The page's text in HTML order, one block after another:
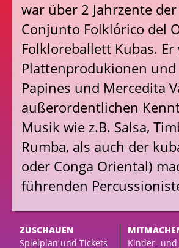
war über 2 Jahrzente
Conjunto Folklórico del
Folkloreballett Kubas.
Plattenprodukionen und
Papines und Mercedita
außerordentlichen
Musik wie z.B. Salsa,
Rumba, als auch der
oder Conga Oriental)
führenden
ZUSCHAUEN
Spielplan und Tickets
Kinder-